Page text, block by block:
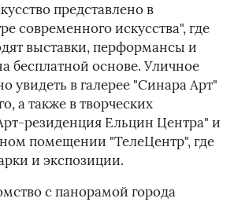
представлено в
современного искусства", где
выставки, перформансы и
бесплатной основе. Уличное
увидеть в галерее "Синара Арт"
а также в творческих
резиденция Ельцин Центра" и
помещении "ТелеЦентр", где
и экспозиции.
с панорамой города